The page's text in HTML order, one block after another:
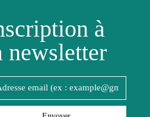
à
newsletter